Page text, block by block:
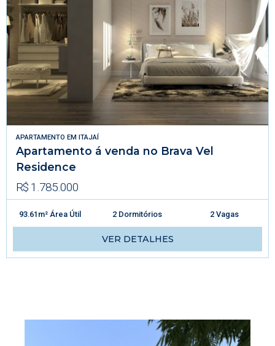
APARTAMENTO EM ITAJAÍ
Apartamento á venda no Brava Vel
Residence
R$ 1.785.000
93.61m² Área Útil 2 Dormitórios 2 Vagas
VER DETALHES